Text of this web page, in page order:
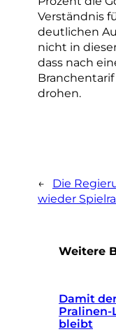
Verständnis
deutlichen
nicht in
dass nach
drohen.
←
Die
wieder
Weitere
Damit
Pralinen-
bleibt